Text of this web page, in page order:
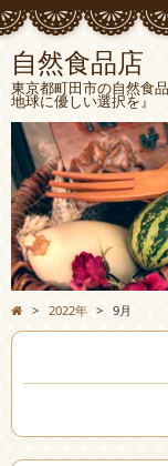
自然食品店
東京都町田市の自然食
地球に優しい選択を』
> 2022年 > 9月